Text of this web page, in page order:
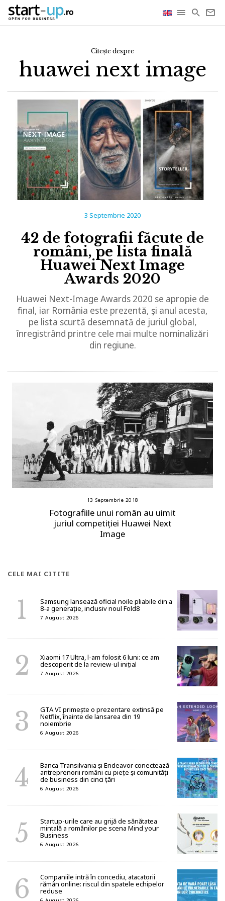
Citește despre
huawei next image
3 Septembrie 2020
42 de fotografii făcute de
români, pe lista finală
Huawei Next Image
Awards 2020
Huawei Next-Image Awards 2020 se apropie de
final, iar România este prezentă, și anul acesta,
pe lista scurtă desemnată de juriul global,
înregistrând printre cele mai multe nominalizări
din regiune.
13 Septembrie 2018
Fotografiile unui român au uimit
juriul competiției Huawei Next
Image
CELE MAI CITITE
Samsung lansează oficial noile pliabile din a
8-a generație, inclusiv noul Fold8
7 August 2026
Xiaomi 17 Ultra, l-am folosit 6 luni: ce am
descoperit de la review-ul inițial
7 August 2026
GTA VI primește o prezentare extinsă pe
Netflix, înainte de lansarea din 19
noiembrie
6 August 2026
Banca Transilvania și Endeavor conectează
antreprenorii români cu piețe și comunități
de business din cinci țări
6 August 2026
Startup-urile care au grijă de sănătatea
mintală a românilor pe scena Mind your
Business
6 August 2026
Companiile intră în concediu, atacatorii
rămân online: riscul din spatele echipelor
reduse